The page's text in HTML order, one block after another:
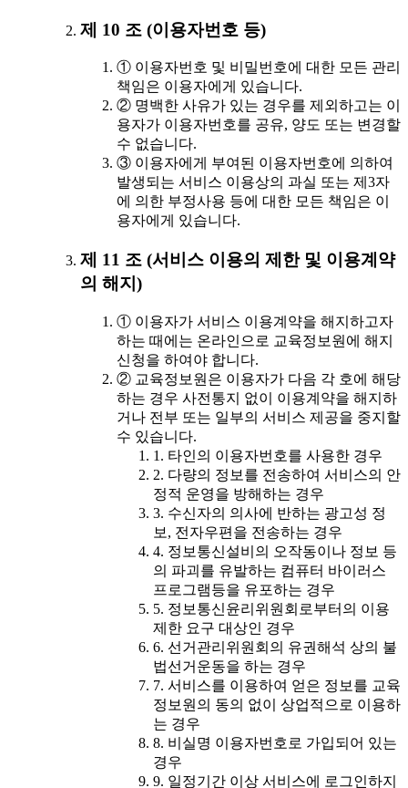
제 10 조 (이용자번호 등)
① 이용자번호 및 비밀번호에 대한 모든 관리
책임은 이용자에게 있습니다.
② 명백한 사유가 있는 경우를 제외하고는 이
용자가 이용자번호를 공유, 양도 또는 변경할
수 없습니다.
③ 이용자에게 부여된 이용자번호에 의하여
발생되는 서비스 이용상의 과실 또는 제3자
에 의한 부정사용 등에 대한 모든 책임은 이
용자에게 있습니다.
제 11 조 (서비스 이용의 제한 및 이용계약
의 해지)
① 이용자가 서비스 이용계약을 해지하고자
하는 때에는 온라인으로 교육정보원에 해지
신청을 하여야 합니다.
② 교육정보원은 이용자가 다음 각 호에 해당
하는 경우 사전통지 없이 이용계약을 해지하
거나 전부 또는 일부의 서비스 제공을 중지할
수 있습니다.
1. 타인의 이용자번호를 사용한 경우
2. 다량의 정보를 전송하여 서비스의 안
정적 운영을 방해하는 경우
3. 수신자의 의사에 반하는 광고성 정
보, 전자우편을 전송하는 경우
4. 정보통신설비의 오작동이나 정보 등
의 파괴를 유발하는 컴퓨터 바이러스
프로그램등을 유포하는 경우
5. 정보통신윤리위원회로부터의 이용
제한 요구 대상인 경우
6. 선거관리위원회의 유권해석 상의 불
법선거운동을 하는 경우
7. 서비스를 이용하여 얻은 정보를 교육
정보원의 동의 없이 상업적으로 이용하
는 경우
8. 비실명 이용자번호로 가입되어 있는
경우
9. 일정기간 이상 서비스에 로그인하지